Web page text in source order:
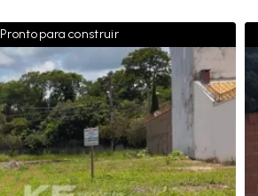
Pronto para construir